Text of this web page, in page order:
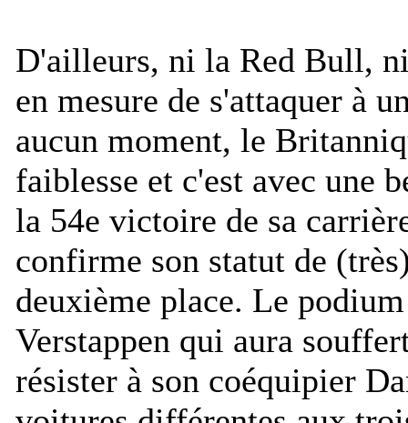
D'ailleurs, ni la Red Bull,
en mesure de s'attaquer à
aucun moment, le
faiblesse et c'est avec une
la 54e victoire de sa
confirme son statut de
deuxième place. Le
Verstappen qui aura
résister à son coéquipier